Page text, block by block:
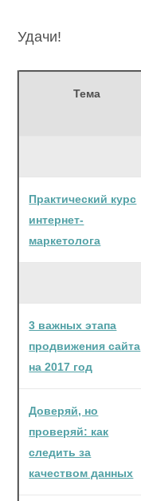
Удачи!
Тема
Практический курс
интернет-
маркетолога
3 важных этапа
продвижения сайта
на 2017 год
Доверяй, но
проверяй: как
следить за
качеством данных